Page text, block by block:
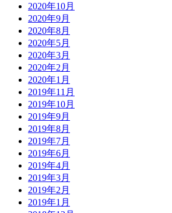
2020年10月
2020年9月
2020年8月
2020年5月
2020年3月
2020年2月
2020年1月
2019年11月
2019年10月
2019年9月
2019年8月
2019年7月
2019年6月
2019年4月
2019年3月
2019年2月
2019年1月